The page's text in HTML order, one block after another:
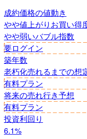
成約価格の値動き
やや値上がり お買い得
やや弱いバブル指数
要ログイン
築年数
老朽化売れるまでの想
有料プラン
将来の売れ行き予想
有料プラン
投資利回り
6.1%